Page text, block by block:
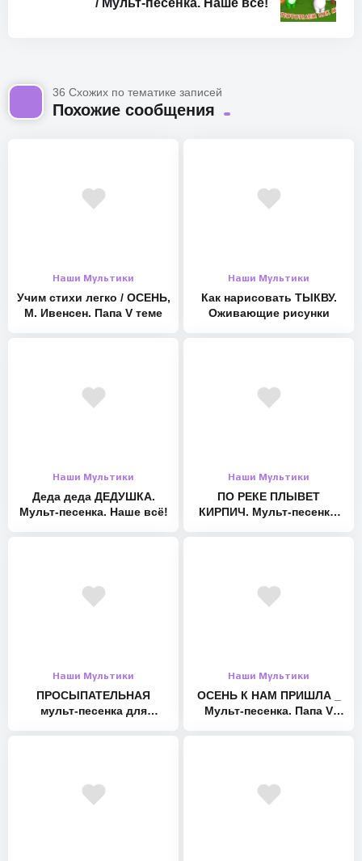
своим детишкам ботиночки. Но чтобы ботиночки купить,
нужно сосчитать осьминожкам ножки! Что из этого
https://forchel.ru – взрослым
Ищите нас на itunes, spotify, yandex music, amazon и
Телеграм: https://t.me/fochelru
Твиттер: – http://twitter.com/ayaranova1
36 Схожих по тематике записей
Похожие сообщения
Наши Мультики
Учим стихи легко / ОСЕНЬ,
М. Ивенсен. Папа V теме
Наши Мультики
Как нарисовать ТЫКВУ.
Оживающие рисунки
Наши Мультики
Деда деда ДЕДУШКА.
Мульт-песенка. Наше всё!
Наши Мультики
ПО РЕКЕ ПЛЫВЕТ
КИРПИЧ. Мульт-песенка.
Наши Мультики
ПРОСЫПАТЕЛЬНАЯ
мульт-песенка для
Наши Мультики
ОСЕНЬ К НАМ ПРИШЛА _
Мульт-песенка. Папа V